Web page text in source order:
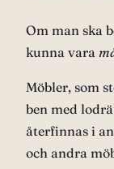
Om man ska
kunna vara
Möbler, som
ben med
återfinnas i
och andra